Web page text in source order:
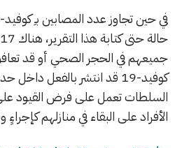
جميعهم في الحجر الصحي أو قد
كوفيد-19 قد انتشر بالفعل
السلطات تعمل على فرض القيود
الأفراد على البقاء في منازلهم كإجراءٍ